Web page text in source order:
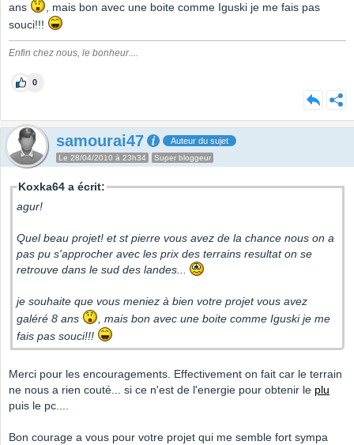
ans
, mais bon avec une boite comme Iguski je me fais pas
souci!!!
Enfin chez nous, le bonheur....
0
samourai47 Auteur du sujet
Le 28/04/2010 à 23h34 Super bloggeur
Koxka64 a écrit:
agur!
Quel beau projet! et st pierre vous avez de la chance nous on a
pas pu s'approcher avec les prix des terrains resultat on se
retrouve dans le sud des landes...
je souhaite que vous meniez à bien votre projet vous avez
galéré 8 ans
, mais bon avec une boite comme Iguski je me
fais pas souci!!!
Merci pour les encouragements. Effectivement on fait car le terrain
ne nous a rien couté... si ce n'est de l'energie pour obtenir le plu
puis le pc....
Bon courage a vous pour votre projet qui me semble fort sympa